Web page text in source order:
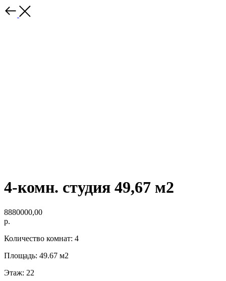
4-комн. студия 49,67 м2
8880000,00
р.
Количество комнат: 4
Площадь: 49.67 м2
Этаж: 22